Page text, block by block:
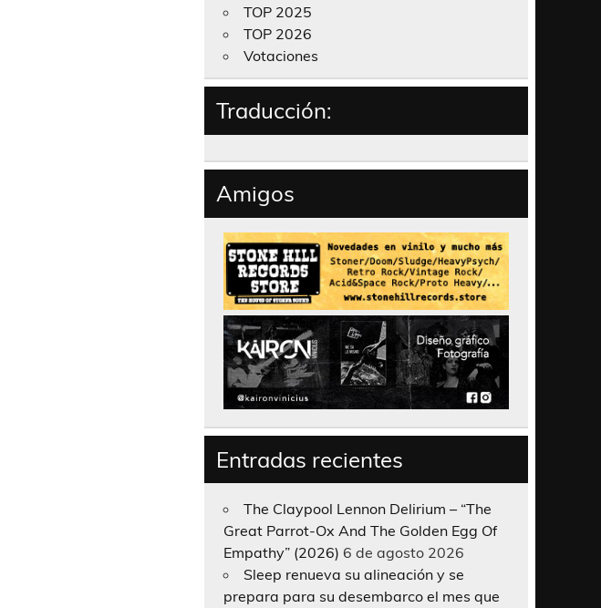
TOP 2025
TOP 2026
Votaciones
Traducción:
Amigos
Entradas recientes
The Claypool Lennon Delirium – “The
Great Parrot-Ox And The Golden Egg Of
Empathy” (2026) 6 de agosto 2026
Sleep renueva su alineación y se
prepara para su desembarco el mes que